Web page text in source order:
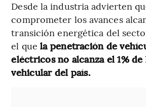
Desde la industria advierten
comprometer los avances
transición energética del
el quela penetración de
eléctricos no alcanza el 1%
vehicular del país.